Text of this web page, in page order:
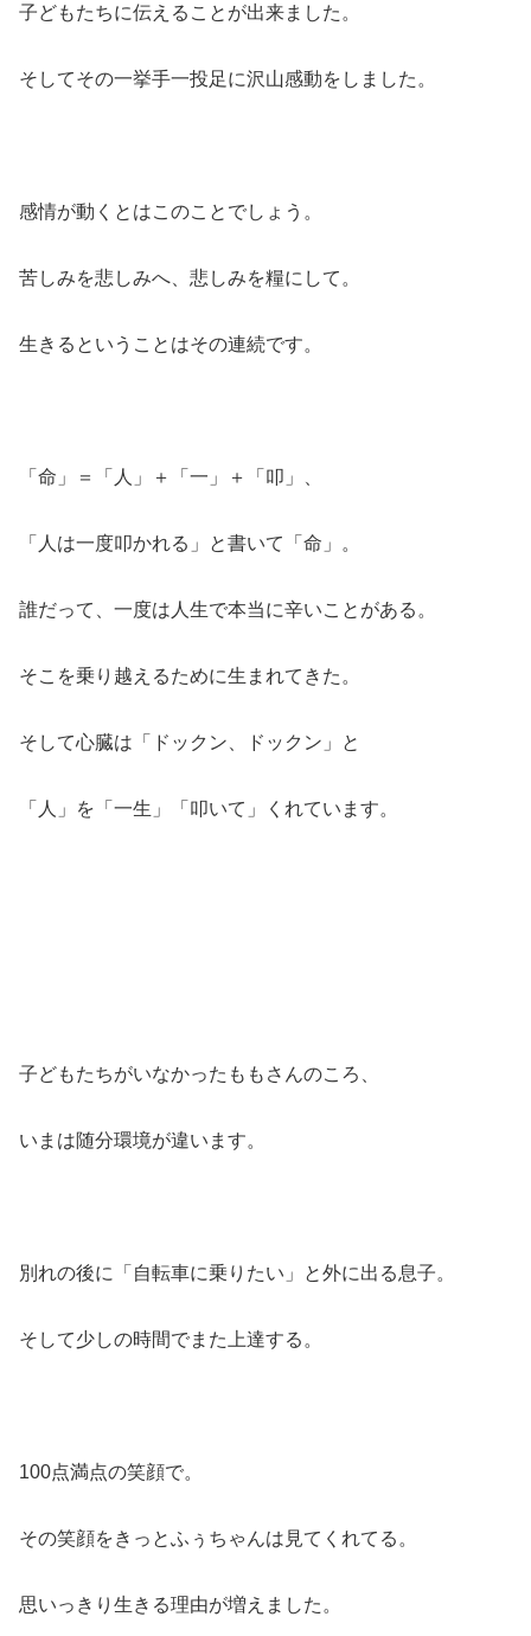
子どもたちに伝えることが出来ました。
そしてその一挙手一投足に沢山感動をしました。
感情が動くとはこのことでしょう。
苦しみを悲しみへ、悲しみを糧にして。
生きるということはその連続です。
「命」＝「人」＋「一」＋「叩」、
「人は一度叩かれる」と書いて「命」。
誰だって、一度は人生で本当に辛いことがある。
そこを乗り越えるために生まれてきた。
そして心臓は「ドックン、ドックン」と
「人」を「一生」「叩いて」くれています。
子どもたちがいなかったももさんのころ、
いまは随分環境が違います。
別れの後に「自転車に乗りたい」と外に出る息子。
そして少しの時間でまた上達する。
100点満点の笑顔で。
その笑顔をきっとふぅちゃんは見てくれてる。
思いっきり生きる理由が増えました。